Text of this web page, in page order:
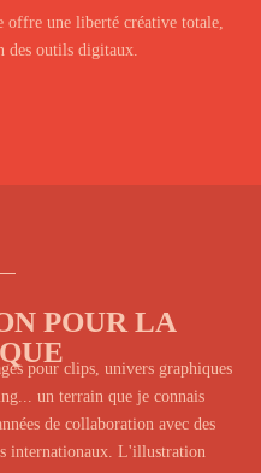
une liberté créative totale,
des outils digitaux.
POUR LA
pour clips, univers graphiques
un terrain que je connais
de collaboration avec des
internationaux. L'illustration